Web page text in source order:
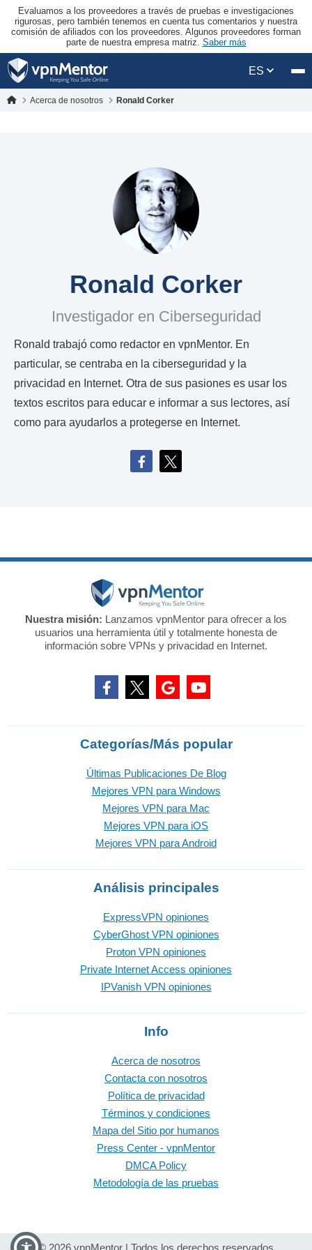
Evaluamos a los proveedores a través de pruebas e investigaciones
rigurosas, pero también tenemos en cuenta tus comentarios y nuestra
comisión de afiliados con los proveedores. Algunos proveedores forman
parte de nuestra empresa matriz. Saber más
ES
Acerca de nosotros Ronald Corker
Ronald Corker
Investigador en Ciberseguridad
Ronald trabajó como redactor en vpnMentor. En
particular, se centraba en la ciberseguridad y la
privacidad en Internet. Otra de sus pasiones es usar los
textos escritos para educar e informar a sus lectores, así
como para ayudarlos a protegerse en Internet.
Nuestra misión: Lanzamos vpnMentor para ofrecer a los
usuarios una herramienta útil y totalmente honesta de
información sobre VPNs y privacidad en Internet.
Categorías/Más popular
Últimas Publicaciones De Blog
Mejores VPN para Windows
Mejores VPN para Mac
Mejores VPN para iOS
Mejores VPN para Android
Análisis principales
ExpressVPN opiniones
CyberGhost VPN opiniones
Proton VPN opiniones
Private Internet Access opiniones
IPVanish VPN opiniones
Info
Acerca de nosotros
Contacta con nosotros
Política de privacidad
Términos y condiciones
Mapa del Sitio por humanos
Press Center - vpnMentor
DMCA Policy
Metodología de las pruebas
© 2026 vpnMentor | Todos los derechos reservados